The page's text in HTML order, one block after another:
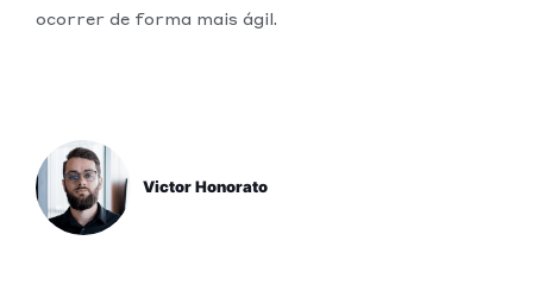
ocorrer de forma mais ágil.
Victor Honorato